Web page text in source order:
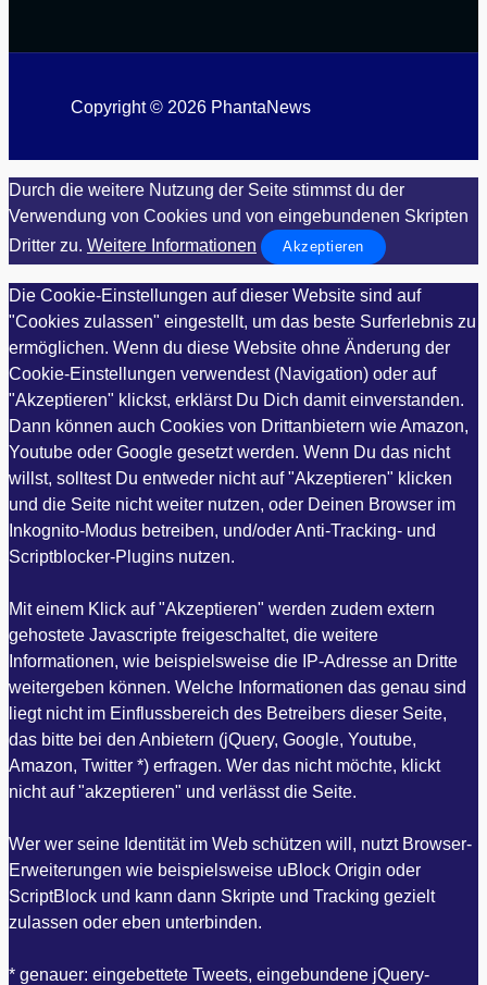
Copyright © 2026 PhantaNews
Durch die weitere Nutzung der Seite stimmst du der
Verwendung von Cookies und von eingebundenen Skripten
Dritter zu. Weitere Informationen Akzeptieren
Die Cookie-Einstellungen auf dieser Website sind auf
"Cookies zulassen" eingestellt, um das beste Surferlebnis zu
ermöglichen. Wenn du diese Website ohne Änderung der
Cookie-Einstellungen verwendest (Navigation) oder auf
"Akzeptieren" klickst, erklärst Du Dich damit einverstanden.
Dann können auch Cookies von Drittanbietern wie Amazon,
Youtube oder Google gesetzt werden. Wenn Du das nicht
willst, solltest Du entweder nicht auf "Akzeptieren" klicken
und die Seite nicht weiter nutzen, oder Deinen Browser im
Inkognito-Modus betreiben, und/oder Anti-Tracking- und
Scriptblocker-Plugins nutzen.
Mit einem Klick auf "Akzeptieren" werden zudem extern
gehostete Javascripte freigeschaltet, die weitere
Informationen, wie beispielsweise die IP-Adresse an Dritte
weitergeben können. Welche Informationen das genau sind
liegt nicht im Einflussbereich des Betreibers dieser Seite,
das bitte bei den Anbietern (jQuery, Google, Youtube,
Amazon, Twitter *) erfragen. Wer das nicht möchte, klickt
nicht auf "akzeptieren" und verlässt die Seite.
Wer wer seine Identität im Web schützen will, nutzt Browser-
Erweiterungen wie beispielsweise uBlock Origin oder
ScriptBlock und kann dann Skripte und Tracking gezielt
zulassen oder eben unterbinden.
* genauer: eingebettete Tweets, eingebundene jQuery-